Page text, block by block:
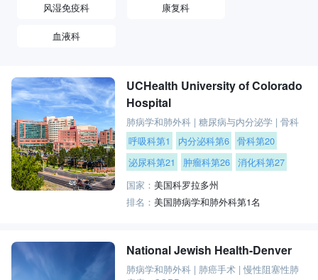
风湿免疫科 康复科
血液科
UCHealth University of Colorado
Hospital
肺病学和肺外科 |糖尿病与内分泌学 |骨科
呼吸科第1
内分泌科第6 骨科第20
泌尿科第21
肿瘤科第26 消化科第27
国家：美国科罗拉多州
排名：美国肺病学和肺外科第1名
National Jewish Health-Denver
肺病学和肺外科 | 肺癌手术 |慢性阻塞性肺